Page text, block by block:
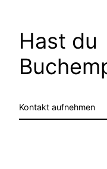
Hast du
Kontakt aufnehmen